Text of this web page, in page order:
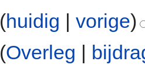
(huidig |vorige)
(Overleg